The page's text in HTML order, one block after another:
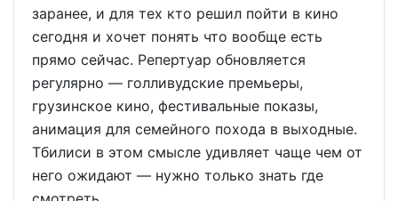
заранее, и для тех кто решил пойти в кино
сегодня и хочет понять что вообще есть
прямо сейчас. Репертуар обновляется
регулярно — голливудские премьеры,
грузинское кино, фестивальные показы,
анимация для семейного похода в выходные.
Тбилиси в этом смысле удивляет чаще чем от
него ожидают — нужно только знать где